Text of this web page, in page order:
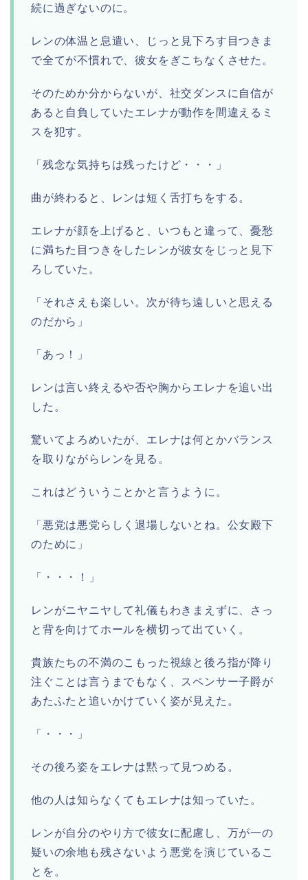
続に過ぎないのに。
レンの体温と息遣い、じっと見下ろす目つきま
で全てが不慣れで、彼女をぎこちなくさせた。
そのためか分からないが、社交ダンスに自信が
あると自負していたエレナが動作を間違えるミ
スを犯す。
「残念な気持ちは残ったけど・・・」
曲が終わると、レンは短く舌打ちをする。
エレナが顔を上げると、いつもと違って、憂愁
に満ちた目つきをしたレンが彼女をじっと見下
ろしていた。
「それさえも楽しい。次が待ち遠しいと思える
のだから」
「あっ！」
レンは言い終えるや否や胸からエレナを追い出
した。
驚いてよろめいたが、エレナは何とかバランス
を取りながらレンを見る。
これはどういうことかと言うように。
「悪党は悪党らしく退場しないとね。公女殿下
のために」
「・・・！」
レンがニヤニヤして礼儀もわきまえずに、さっ
と背を向けてホールを横切って出ていく。
貴族たちの不満のこもった視線と後ろ指が降り
注ぐことは言うまでもなく、スペンサー子爵が
あたふたと追いかけていく姿が見えた。
「・・・」
その後ろ姿をエレナは黙って見つめる。
他の人は知らなくてもエレナは知っていた。
レンが自分のやり方で彼女に配慮し、万が一の
疑いの余地も残さないよう悪党を演じているこ
とを。